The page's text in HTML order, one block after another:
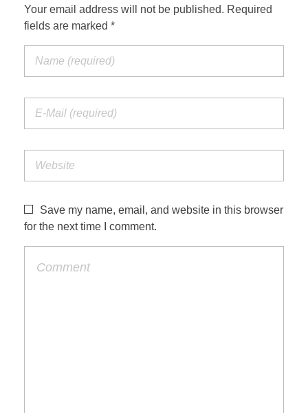
Your email address will not be published. Required
fields are marked *
Save my name, email, and website in this browser
for the next time I comment.